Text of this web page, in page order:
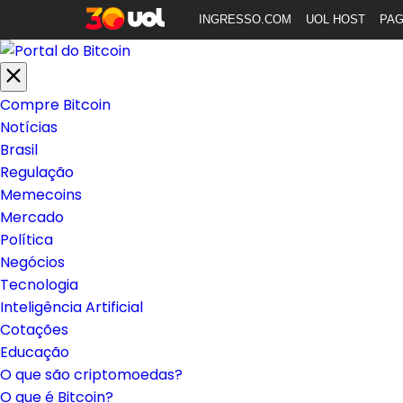
INGRESSO.COM UOL HOST
Compre Bitcoin
Notícias
Brasil
Regulação
Memecoins
Mercado
Política
Negócios
Tecnologia
Inteligência Artificial
Cotações
Educação
O que são criptomoedas?
O que é Bitcoin?